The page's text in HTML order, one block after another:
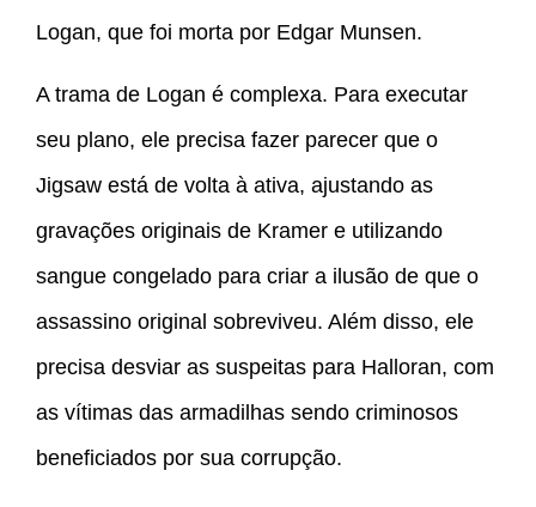
Logan, que foi morta por Edgar Munsen.
A trama de Logan é complexa. Para executar
seu plano, ele precisa fazer parecer que o
Jigsaw está de volta à ativa, ajustando as
gravações originais de Kramer e utilizando
sangue congelado para criar a ilusão de que o
assassino original sobreviveu. Além disso, ele
precisa desviar as suspeitas para Halloran, com
as vítimas das armadilhas sendo criminosos
beneficiados por sua corrupção.